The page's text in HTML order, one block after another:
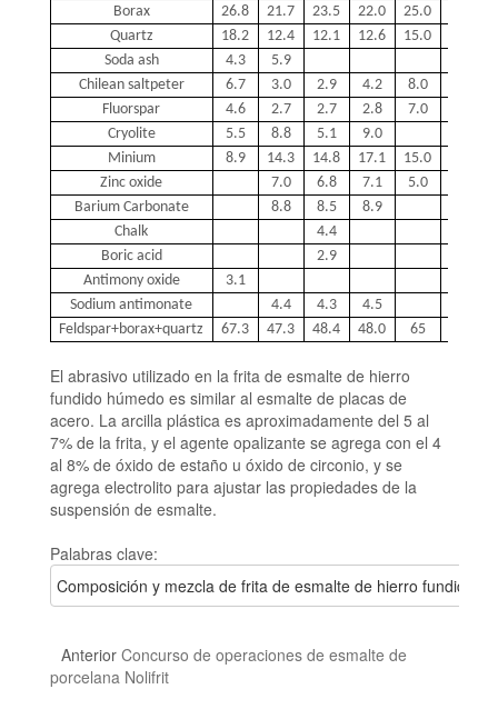
Borax
26.8 21.7 23.5 22.0 25.0
Quartz
18.2 12.4 12.1 12.6 15.0
Soda ash 4.3 5.9
Chilean saltpeter
6.7 3.0 2.9 4.2 8.0
Fluorspar
4.6 2.7 2.7 2.8 7.0
Cryolite
5.5 8.8 5.1 9.0
Minium 8.9 14.3 14.8 17.1
15.0
Zinc oxide
7.0 6.8 7.1 5.0
Barium Carbonate 8.8 8.5
8.9
Chalk
4.4
Boric acid
2.9
Antimony oxide
3.1
Sodium antimonate
4.4 4.3
4.5
Feldspar+borax+quartz
67.3 47.3 48.4 48.0 65
El abrasivo utilizado en la frita de esmalte de hierro
fundido húmedo es similar al esmalte de placas de
acero. La arcilla plástica es aproximadamente del 5 al
7% de la frita, y el agente opalizante se agrega con el 4
al 8% de óxido de estaño u óxido de circonio, y se
agrega electrolito para ajustar las propiedades de la
suspensión de esmalte.
Palabras clave:
Composición y mezcla de frita de esmalte de hierro fundido
Anterior Concurso de operaciones de esmalte de
porcelana Nolifrit